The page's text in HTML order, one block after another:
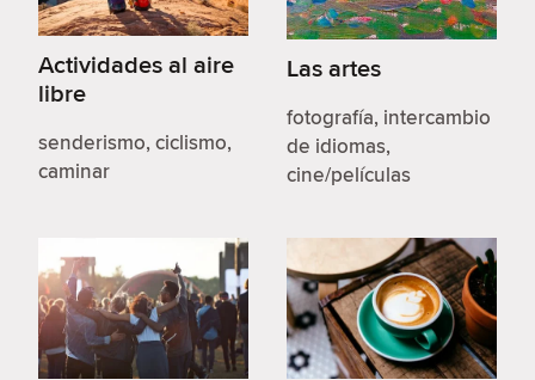
Actividades al aire
libre
senderismo, ciclismo,
caminar
Las artes
fotografía, intercambio
de idiomas,
cine/películas